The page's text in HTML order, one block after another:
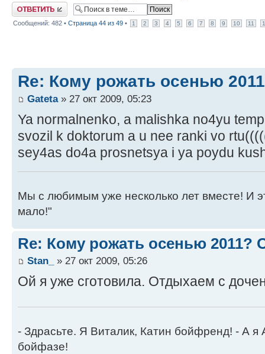
Ответить
Сообщений: 482 • Страница 44 из 49 • 1 2 3 4 5 6 7 8 9 10 11
Re: Кому рожать осенью
Gateta» 27 окт 2009, 05:23
Ya normalnenko, a malishka no4yu
svozil k doktorum a u nee ranki vo
sey4as do4a prosnetsya i ya poydu
Мы с любимым уже несколько лет вместе! И
мало!"
Re: Кому рожать осенью 2011?
Stan_ » 27 окт 2009, 05:26
Ой я уже сготовила. Отдыхаем с
- Здрасьте. Я Виталик, Катин бойфренд! - А я
бойфазе!